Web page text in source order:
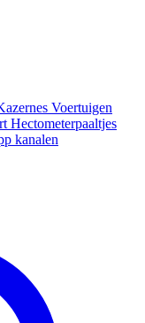
Voertuigen
Hectometerpaaltjes
kanalen